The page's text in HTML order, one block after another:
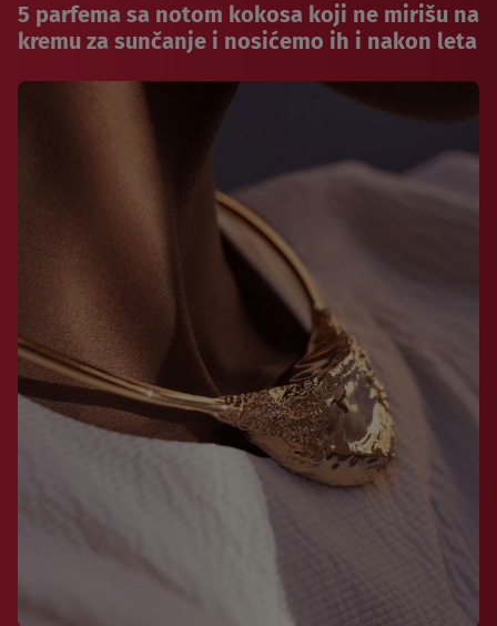
5 parfema sa notom kokosa koji ne mirišu na
kremu za sunčanje i nosićemo ih i nakon leta